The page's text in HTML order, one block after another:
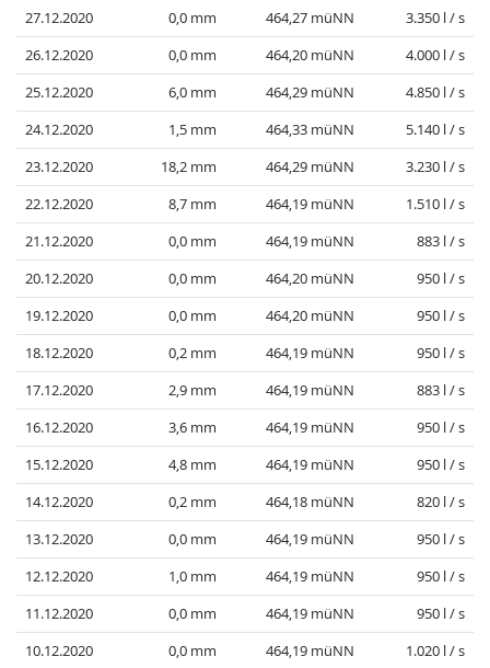
27.12.2020
0,0 mm 464,27 müNN
3.350 l / s
26.12.2020
0,0 mm 464,20 müNN
4.000 l / s
25.12.2020
6,0 mm 464,29 müNN
4.850 l / s
24.12.2020
1,5 mm 464,33 müNN
5.140 l / s
23.12.2020
18,2 mm 464,29 müNN
3.230 l / s
22.12.2020
8,7 mm 464,19 müNN
1.510 l / s
21.12.2020
0,0 mm 464,19 müNN
883 l / s
20.12.2020
0,0 mm 464,20 müNN
950 l / s
19.12.2020
0,0 mm 464,20 müNN
950 l / s
18.12.2020
0,2 mm 464,19 müNN
950 l / s
17.12.2020
2,9 mm 464,19 müNN
883 l / s
16.12.2020
3,6 mm 464,19 müNN
950 l / s
15.12.2020
4,8 mm 464,19 müNN
950 l / s
14.12.2020
0,2 mm 464,18 müNN
820 l / s
13.12.2020
0,0 mm 464,19 müNN
950 l / s
12.12.2020
1,0 mm 464,19 müNN
950 l / s
11.12.2020
0,0 mm 464,19 müNN
950 l / s
10.12.2020
0,0 mm 464,19 müNN
1.020 l / s